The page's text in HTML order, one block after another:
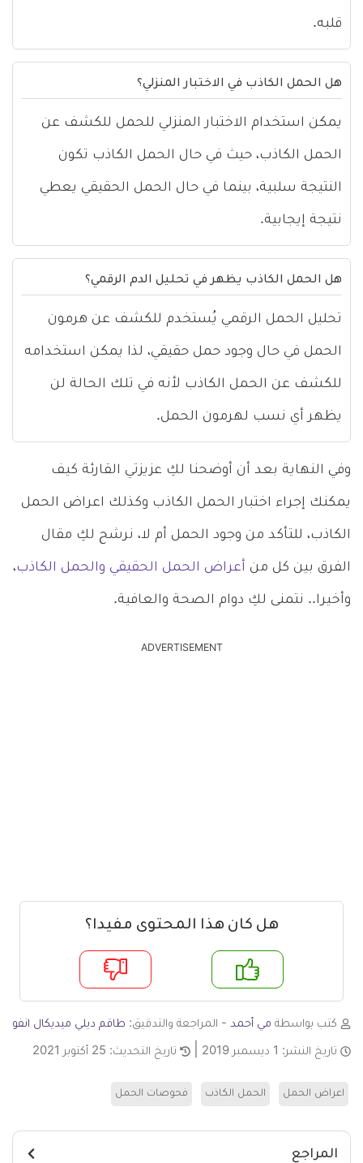
قلبه.
هل الحمل الكاذب في الاختبار المنزلي؟
يمكن استخدام الاختبار المنزلي للحمل للكشف عن
الحمل الكاذب، حيث في حال الحمل الكاذب تكون
النتيجة سلبية، بينما في حال الحمل الحقيقي يعطي
نتيجة إيجابية.
هل الحمل الكاذب يظهر في تحليل الدم الرقمي؟
تحليل الحمل الرقمي يُستخدم للكشف عن هرمون
الحمل في حال وجود حمل حقيقي، لذا يمكن استخدامه
للكشف عن الحمل الكاذب لأنه في تلك الحالة لن
يظهر أي نسب لهرمون الحمل.
وفي النهاية بعد أن أوضحنا لكِ عزيزتي القارئة كيف
يمكنك إجراء اختبار الحمل الكاذب وكذلك اعراض الحمل
الكاذب، للتأكد من وجود الحمل أم لا، نرشح لكِ مقال
الفرق بين كل من أعراض الحمل الحقيقي والحمل الكاذب،
وأخيرا.. نتمنى لكِ دوام الصحة والعافية.
ADVERTISEMENT
هل كان هذا المحتوى مفيدا؟
لا
كتب بواسطة مي أحمد - المراجعة والتدقيق: طاقم ديلي ميديكال انفو
تاريخ النشر: 1 ديسمبر 2019 تاريخ التحديث: 25 أكتوبر 2021
اعراض الحمل الحمل الكاذب فحوصات الحمل
المراجع